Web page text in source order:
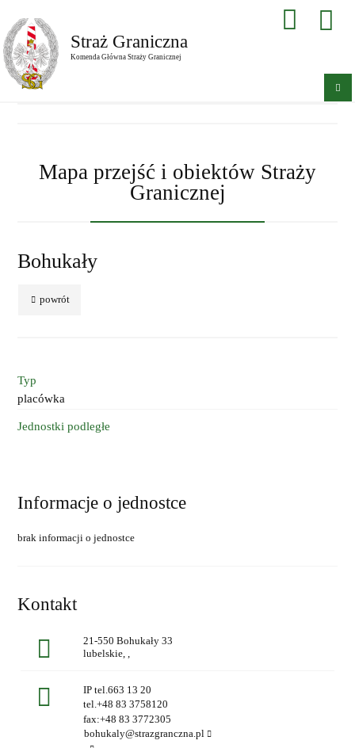
Straż Graniczna
Komenda Główna Straży Granicznej
Mapa przejść i obiektów Straży
Granicznej
Bohukały
powrót
Typ
placówka
Jednostki podległe
Informacje o jednostce
brak informacji o jednostce
Kontakt
21-550 Bohukały 33
lubelskie, ,
IP tel.663 13 20
tel.+48 83 3758120
fax:+48 83 3772305
bohukaly@strazgranczna.pl